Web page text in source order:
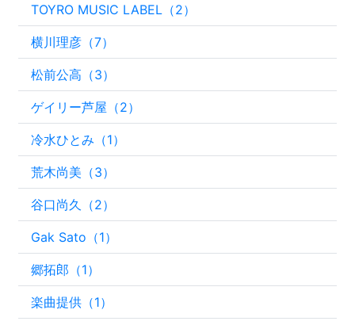
TOYRO MUSIC LABEL（2）
横川理彦（7）
松前公高（3）
ゲイリー芦屋（2）
冷水ひとみ（1）
荒木尚美（3）
谷口尚久（2）
Gak Sato（1）
郷拓郎（1）
楽曲提供（1）